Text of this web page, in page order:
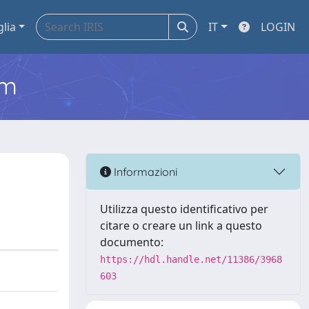
IT LOGIN
Informazioni
Utilizza questo identificativo per
citare o creare un link a questo
documento:
https://hdl.handle.net/11386/3968
603